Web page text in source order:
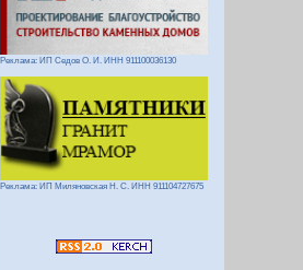
Реклама: ИП Седов О. И. ИНН 911100036130
Реклама: ИП Миляновская Н. С. ИНН 911104727675